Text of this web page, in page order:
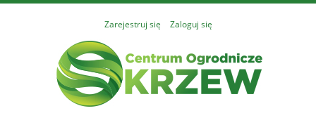
Zarejestruj się Zaloguj się